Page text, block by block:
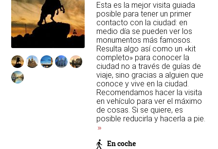
Esta es la mejor visita guiada
posible para tener un primer
contacto con la ciudad: en
medio día se pueden ver los
monumentos más famosos.
Resulta algo así como un «kit
completo» para conocer la
ciudad no a través de guías de
viaje, sino gracias a alguien que
conoce y vive en la ciudad.
Recomendamos hacer la visita
en vehículo para ver el máximo
de cosas. Si se quiere, es
posible reducirla y hacerla a pie.
En coche